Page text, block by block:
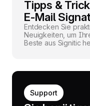
Tipps &
E-Mail
Entdecken Sie
Neuigkeiten, um
Beste aus Signitic
Support